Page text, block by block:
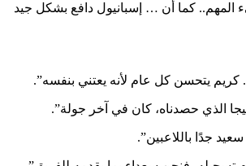
المهم.. كما أن … إسبانيول دافع بشكل جيد
يتحسن كل عام لأنه يعتني بنفسه”.
الذي حصدناه، كان في آخر جولة”.
جدًا باللاعبين”.